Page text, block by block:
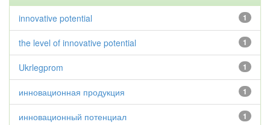
1
innovative potential
1
the level of innovative potential
1
Ukrlegprom
1
инновационная продукция
1
инновационный потенциал